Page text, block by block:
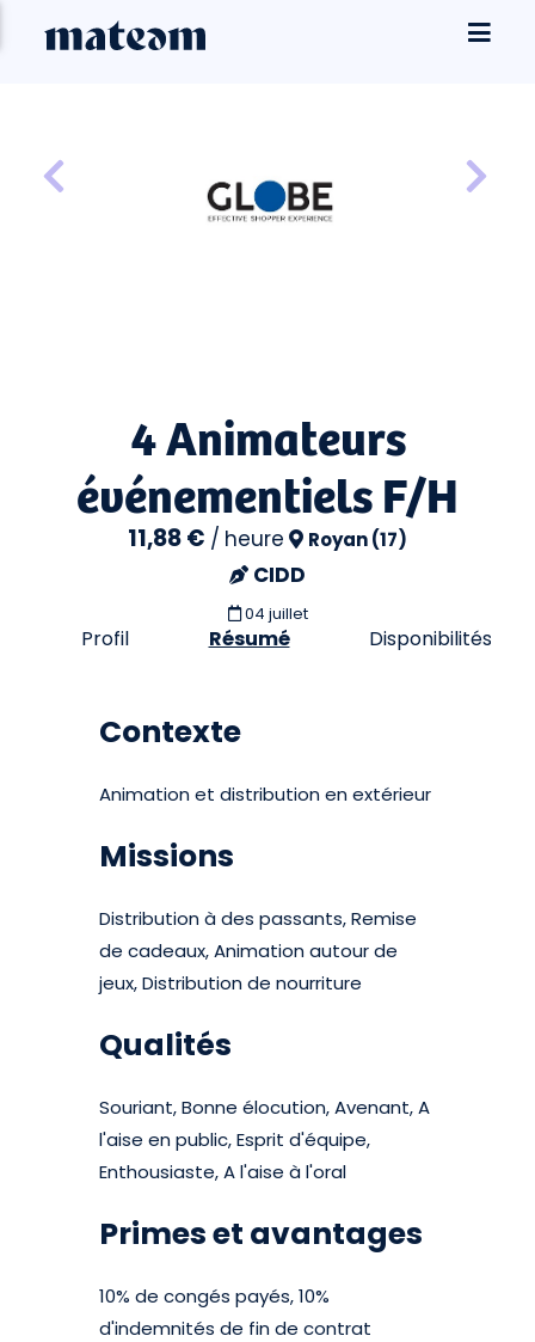
4 Animateurs
événementiels F/H
11,88 € / heure Royan (17)
CIDD
04 juillet
Profil Résumé Disponibilités
Contexte
Animation et distribution en extérieur
Missions
Distribution à des passants, Remise
de cadeaux, Animation autour de
jeux, Distribution de nourriture
Qualités
Souriant, Bonne élocution, Avenant, A
l'aise en public, Esprit d'équipe,
Enthousiaste, A l'aise à l'oral
Primes et avantages
10% de congés payés, 10%
d'indemnités de fin de contrat